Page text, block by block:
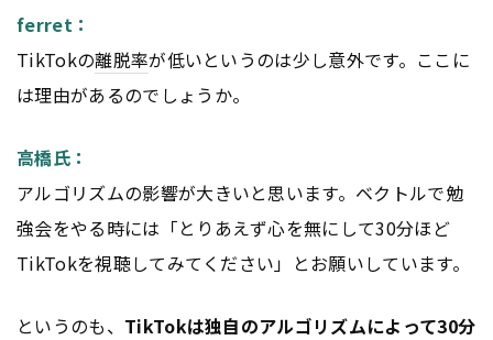
ferret：
TikTokの離脱率が低いというのは少し意外です。ここに
は理由があるのでしょうか。
高橋氏：
アルゴリズムの影響が大きいと思います。ベクトルで勉
強会をやる時には「とりあえず心を無にして30分ほど
TikTokを視聴してみてください」とお願いしています。
というのも、 TikTokは独自のアルゴリズムによって30分